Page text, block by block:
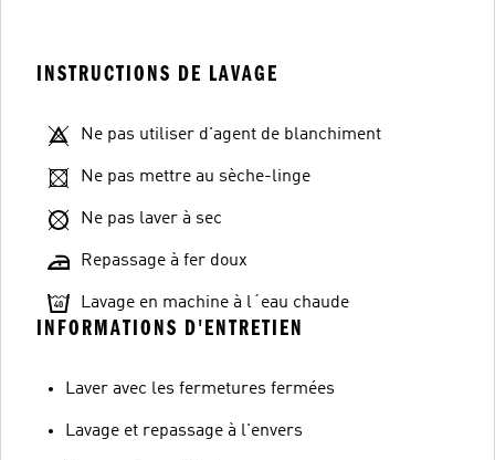
INSTRUCTIONS DE LAVAGE
Ne pas utiliser d'agent de blanchiment
Ne pas mettre au sèche-linge
Ne pas laver à sec
Repassage à fer doux
Lavage en machine à l´eau chaude
INFORMATIONS D'ENTRETIEN
Laver avec les fermetures fermées
Lavage et repassage à l'envers